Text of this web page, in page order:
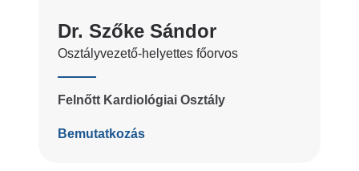
Dr. Szőke Sándor
Osztályvezető-helyettes főorvos
Felnőtt Kardiológiai Osztály
Bemutatkozás